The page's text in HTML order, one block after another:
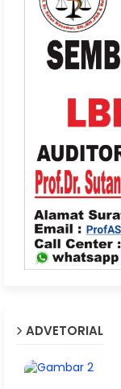
ADVETORIAL